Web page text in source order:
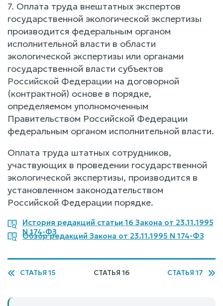
7. Оплата труда внештатных экспертов
государственной экологической экспертизы
производится федеральным органом
исполнительной власти в области
экологической экспертизы или органами
государственной власти субъектов
Российской Федерации на договорной
(контрактной) основе в порядке,
определяемом уполномоченным
Правительством Российской Федерации
федеральным органом исполнительной власти.
Оплата труда штатных сотрудников,
участвующих в проведении государственной
экологической экспертизы, производится в
установленном законодательством
Российской Федерации порядке.
История редакций статьи 16 Закона от 23.11.1995
N 174-ФЗ
Обзор редакций Закона от 23.11.1995 N 174-ФЗ
СТАТЬЯ 15 СТАТЬЯ 16 СТАТЬЯ 17